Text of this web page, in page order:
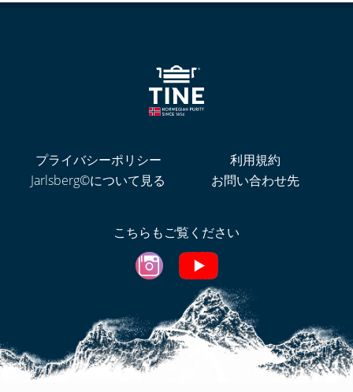
プライバシーポリシー
Jarlsberg©について見る
利用規約
お問い合わせ先
こちらもご覧ください